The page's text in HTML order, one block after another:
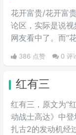
花开富贵/花开富
论区，实际是说视
网友看中了。而“
386 点赞 0 评
红有三
红有三，原文为“
动战士高达》中
扎古2的发动机经